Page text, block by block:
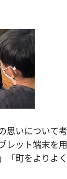
思いについて
ット端末を
町をよりよ